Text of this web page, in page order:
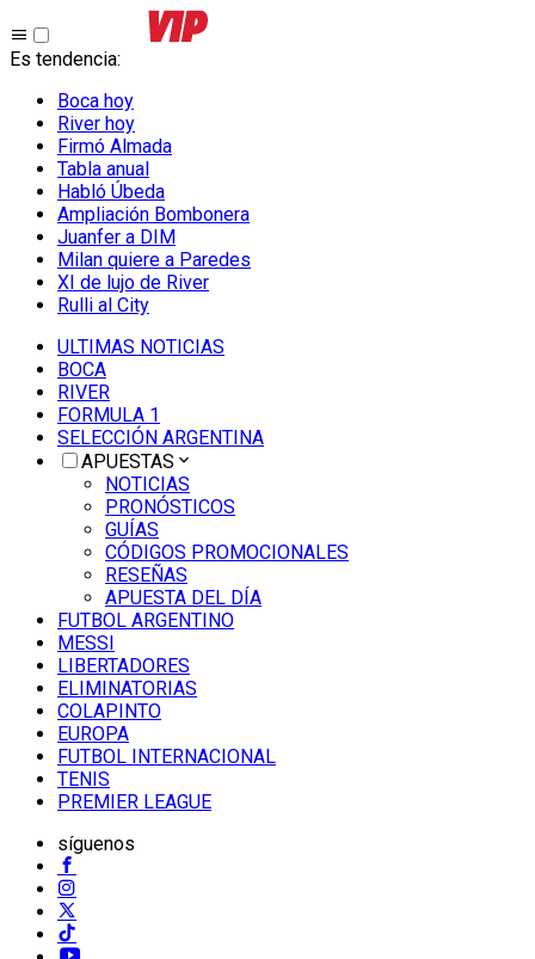
Es tendencia:
Boca hoy
River hoy
Firmó Almada
Tabla anual
Habló Úbeda
Ampliación Bombonera
Juanfer a DIM
Milan quiere a Paredes
XI de lujo de River
Rulli al City
ULTIMAS NOTICIAS
BOCA
RIVER
FORMULA 1
SELECCIÓN ARGENTINA
APUESTAS
NOTICIAS
PRONÓSTICOS
GUÍAS
CÓDIGOS PROMOCIONALES
RESEÑAS
APUESTA DEL DÍA
FUTBOL ARGENTINO
MESSI
LIBERTADORES
ELIMINATORIAS
COLAPINTO
EUROPA
FUTBOL INTERNACIONAL
TENIS
PREMIER LEAGUE
síguenos